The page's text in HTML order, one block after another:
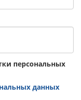
персональных
данных